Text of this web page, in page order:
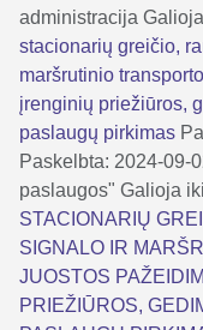
administracija
stacionarių greičio,
maršrutinio
įrenginių priežiūros,
paslaugų pirkimas
Paskelbta: 2024-09-
paslaugos" Galioja
STACIONARIŲ
SIGNALO IR
JUOSTOS
PRIEŽIŪROS,